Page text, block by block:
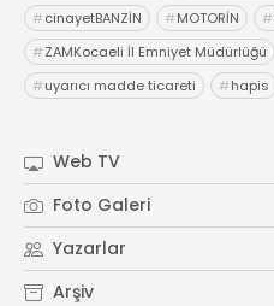
#cinayetBANZİN #MOTORİN #
#ZAMKocaeli İl Emniyet Müdürlüğü
#uyarıcı madde ticareti #hapis
Web TV
Foto Galeri
Yazarlar
Arşiv